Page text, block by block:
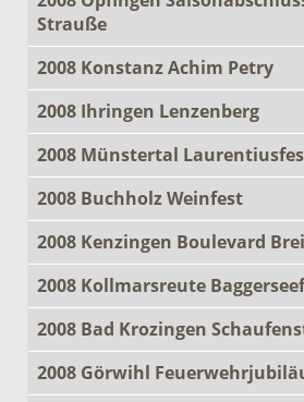
Strauße
2008 Konstanz Achim Petry
2008 Ihringen Lenzenberg
2008 Münstertal
2008 Buchholz Weinfest
2008 Kenzingen Boulevard
2008 Kollmarsreute
2008 Bad Krozingen
2008 Görwihl